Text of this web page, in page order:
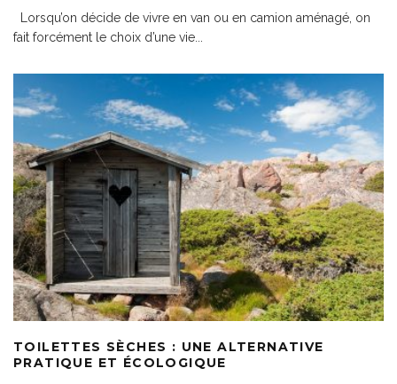
Lorsqu’on décide de vivre en van ou en camion aménagé, on
fait forcément le choix d’une vie
TOILETTES SÈCHES : UNE ALTERNATIVE
PRATIQUE ET ÉCOLOGIQUE